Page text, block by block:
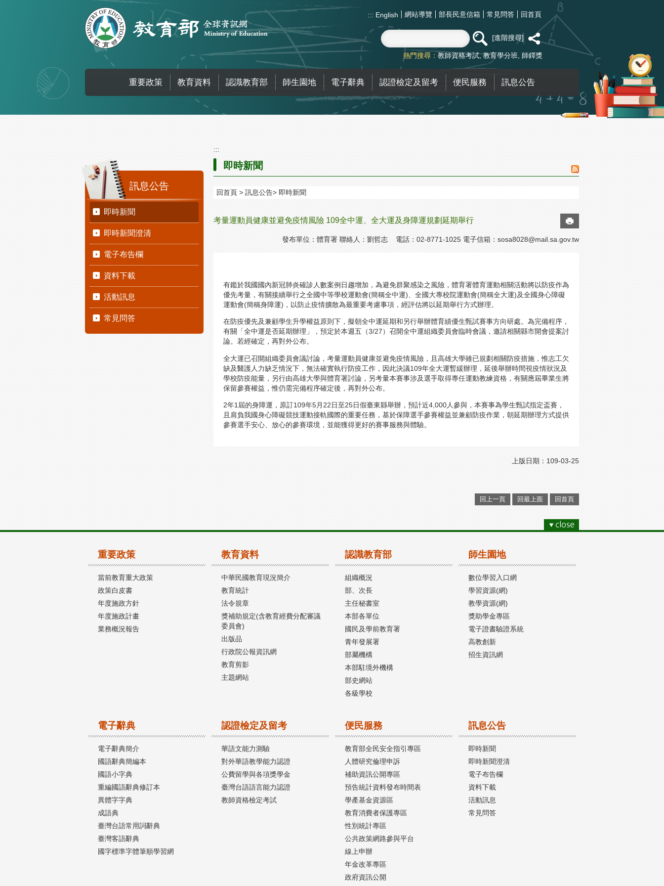
::: English 網站導覽 部長民意信箱 常見問答 回首頁
進階搜尋
熱門搜尋： 教師資格考試 教育學分班 師鐸獎
重要政策 教育資料 認識教育部 師生園地 電子辭典 認證檢定及留考 便民服務 訊息公告
:::
訊息公告
即時新聞
即時新聞澄清
電子布告欄
資料下載
活動訊息
常見問答
:::
即時新聞
回首頁 訊息公告 即時新聞
考量運動員健康並避免疫情風險 109全中運、全大運及身障運規劃延期舉行
發布單位：體育署 聯絡人：劉哲志 電話：02-8771-1025 電子信箱： sosa8028@mail.sa.gov.tw
有鑑於我國國內新冠肺炎確診人數案例日趨增加，為避免群聚感染之風險，體育署體育運動相關活動將以防疫作為
優先考量，有關接續舉行之全國中等學校運動會(簡稱全中運)、全國大專校院運動會(簡稱全大運)及全國身心障礙
運動會(簡稱身障運)，以防止疫情擴散為最重要考慮事項，經評估將以延期舉行方式辦理。
在防疫優先及兼顧學生升學權益原則下，擬朝全中運延期和另行舉辦體育績優生甄試賽事方向研處。為完備程序，
有關「全中運是否延期辦理」，預定於本週五（3/27）召開全中運組織委員會臨時會議，邀請相關縣市開會提案討
論。若經確定，再對外公布。
全大運已召開組織委員會議討論，考量運動員健康並避免疫情風險，且高雄大學雖已規劃相關防疫措施，惟志工欠
缺及醫護人力缺乏情況下，無法確實執行防疫工作，因此決議109年全大運暫緩辦理，延後舉辦時間視疫情狀況及
學校防疫能量，另行由高雄大學與體育署討論，另考量本賽事涉及選手取得專任運動教練資格，有關應屆畢業生將
保留參賽權益，惟仍需完備程序確定後，再對外公布。
2年1屆的身障運，原訂109年5月22日至25日假臺東縣舉辦，預計近4,000人參與，本賽事為學生甄試指定盃賽，
且肩負我國身心障礙競技運動接軌國際的重要任務，基於保障選手參賽權益並兼顧防疫作業，朝延期辦理方式提供
參賽選手安心、放心的參賽環境，並能獲得更好的賽事服務與體驗。
上版日期：109-03-25
回上一頁 回最上面 回首頁
重要政策
當前教育重大政策
政策白皮書
年度施政方針
年度施政計畫
業務概況報告
教育資料
中華民國教育現況簡介
教育統計
法令規章
獎補助規定(含教育經費分配審議
委員會)
出版品
行政院公報資訊網
教育剪影
主題網站
認識教育部
組織概況
部、次長
主任秘書室
本部各單位
國民及學前教育署
青年發展署
部屬機構
本部駐境外機構
部史網站
各級學校
師生園地
數位學習入口網
學習資源(網)
教學資源(網)
獎助學金專區
電子證書驗證系統
高教創新
招生資訊網
電子辭典
電子辭典簡介
國語辭典簡編本
國語小字典
重編國語辭典修訂本
異體字字典
成語典
臺灣台語常用詞辭典
臺灣客語辭典
國字標準字體筆順學習網
認證檢定及留考
華語文能力測驗
對外華語教學能力認證
公費留學與各項獎學金
臺灣台語語言能力認證
教師資格檢定考試
便民服務
教育部全民安全指引專區
人體研究倫理申訴
補助資訊公開專區
預告統計資料發布時間表
學產基金資源區
教育消費者保護專區
性別統計專區
公共政策網路參與平台
線上申辦
年金改革專區
政府資訊公開
訊息公告
即時新聞
即時新聞澄清
電子布告欄
資料下載
活動訊息
常見問答